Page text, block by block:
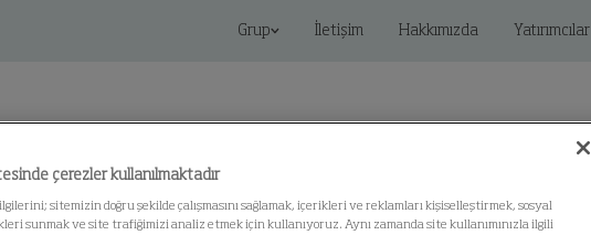
Grup İletişim Hakkımızda Yatırımcılar
çerezler kullanılmaktadır
sitemizin doğru şekilde çalışmasını sağlamak, içerikleri ve reklamları kişiselleştirmek, sosyal
sunmak ve site trafiğimizi analiz etmek için kullanıyoruz. Aynı zamanda site kullanımınızla ilgili